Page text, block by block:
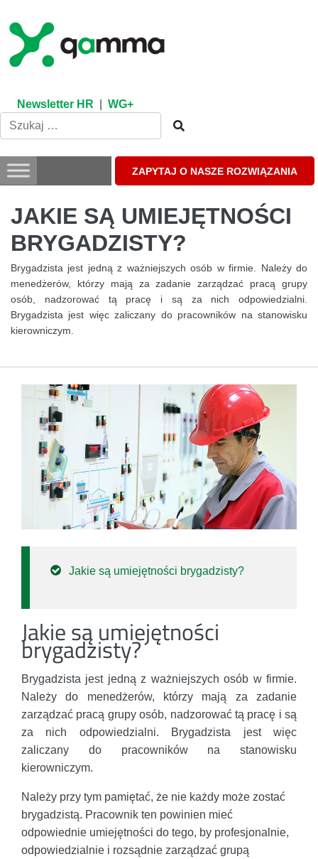
content
Newsletter HR WG+
ZAPYTAJ O NASZE ROZWIĄZANIA
JAKIE SĄ UMIEJĘTNOŚCI
BRYGADZISTY?
Brygadzista jest jedną z ważniejszych osób w firmie. Należy do
menedżerów, którzy mają za zadanie zarządzać pracą grupy
osób, nadzorować tą pracę i są za nich odpowiedzialni.
Brygadzista jest więc zaliczany do pracowników na stanowisku
kierowniczym.
Jakie są umiejętności brygadzisty?
Jakie są umiejętności
brygadzisty?
Brygadzista jest jedną z ważniejszych osób w firmie.
Należy do menedżerów, którzy mają za zadanie
zarządzać pracą grupy osób, nadzorować tą pracę i są
za nich odpowiedzialni. Brygadzista jest więc
zaliczany do pracowników na stanowisku
kierowniczym.
Należy przy tym pamiętać, że nie każdy może zostać
brygadzistą. Pracownik ten powinien mieć
odpowiednie umiejętności do tego, by profesjonalnie,
odpowiedzialnie i rozsądnie zarządzać grupą